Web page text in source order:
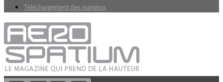
Téléchargement des numéros